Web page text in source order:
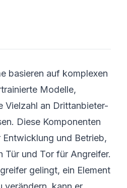
basieren auf komplexen
Modelle,
Vielzahl an Drittanbieter-
Diese Komponenten
und Betrieb,
Tür und Tor für Angreifer.
gelingt, ein Element